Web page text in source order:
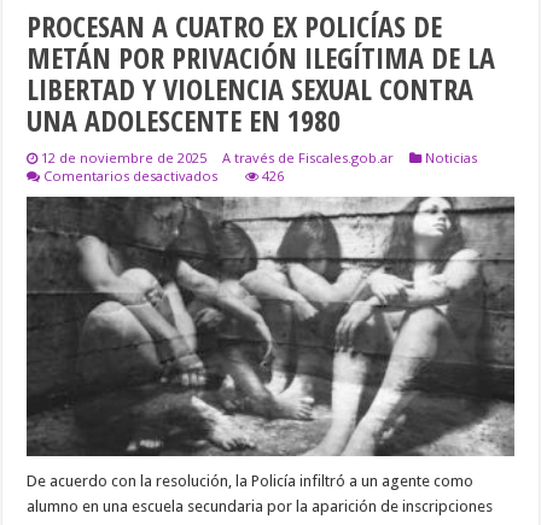
PROCESAN A CUATRO EX POLICÍAS DE
METÁN POR PRIVACIÓN ILEGÍTIMA DE LA
LIBERTAD Y VIOLENCIA SEXUAL CONTRA
UNA ADOLESCENTE EN 1980
12 de noviembre de 2025 A través de Fiscales.gob.ar
Noticias
Comentarios desactivadosen
A
CUATRO
EX
POLICÍAS
DE
METÁN
POR
PRIVACIÓN
ILEGÍTIMA
DE
LA
LIBERTAD
Y
VIOLENCIA
CONTRA
UNA
ADOLESCENTE
426
De acuerdo con la resolución, la Policía infiltró a un agente como
alumno en una escuela secundaria por la aparición de inscripciones